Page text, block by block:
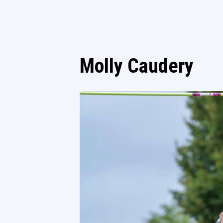
Molly Caudery